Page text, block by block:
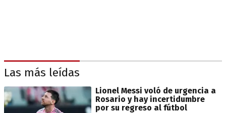
Las más leídas
Lionel Messi voló de urgencia a
Rosario y hay incertidumbre
por su regreso al fútbol